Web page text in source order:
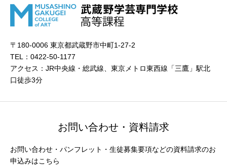
〒180-0006 東京都武蔵野市中町1-27-2
TEL：0422-50-1177
アクセス：JR中央線・総武線、東京メトロ東西線「三鷹」駅北
口徒歩3分
お問い合わせ・資料請求
お問い合わせ・パンフレット・生徒募集要項などの資料請求のお
申込みはこちら